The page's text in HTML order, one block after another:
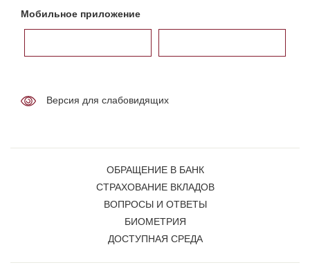
Мобильное приложение
Версия для слабовидящих
ОБРАЩЕНИЕ В БАНК
СТРАХОВАНИЕ ВКЛАДОВ
ВОПРОСЫ И ОТВЕТЫ
БИОМЕТРИЯ
ДОСТУПНАЯ СРЕДА